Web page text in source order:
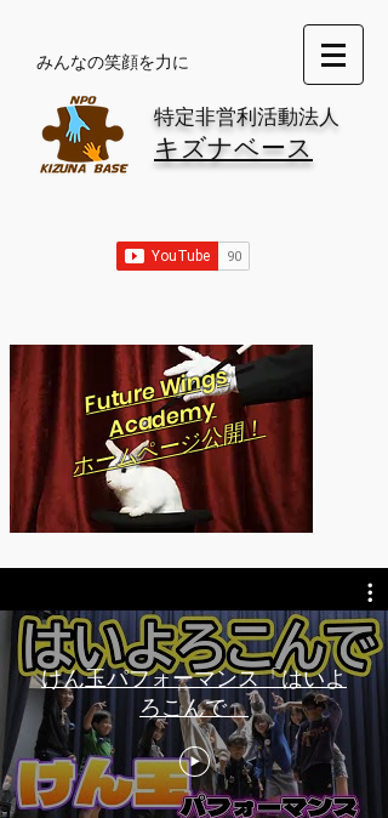
​みんなの笑顔を力に
特定非営利活動法人
キズナベース
Future Wings
Academy
​ホームページ公開！
けん玉パフォーマンス「はいよ
ろこんで」